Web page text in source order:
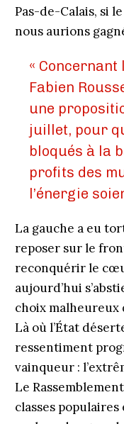
Pas-de-Calais, si
nous aurions
«
Fabien
une
juillet, pour
bloqués à la
profits des
l’énergie
La gauche a eu
reposer sur le
reconquérir le
aujourd’hui
choix malheureux
Là où l’État
ressentiment
vainqueur :
Le
classes